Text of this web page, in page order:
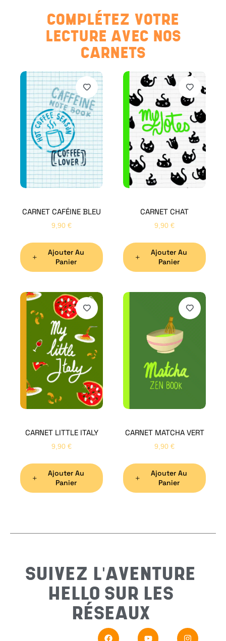
COMPLÉTEZ VOTRE
LECTURE AVEC NOS
CARNETS
CARNET CAFÉINE BLEU
9,90 €
Ajouter Au
Panier
CARNET CHAT
9,90 €
Ajouter Au
Panier
CARNET LITTLE ITALY
9,90 €
Ajouter Au
Panier
CARNET MATCHA VERT
9,90 €
Ajouter Au
Panier
SUIVEZ L'AVENTURE
HELLO SUR LES
RÉSEAUX